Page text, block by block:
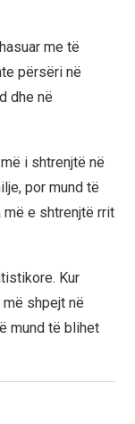
me të
përsëri në
dhe në
i shtrenjtë në
por mund të
e shtrenjtë rrit
Kur
shpejt në
mund të blihet